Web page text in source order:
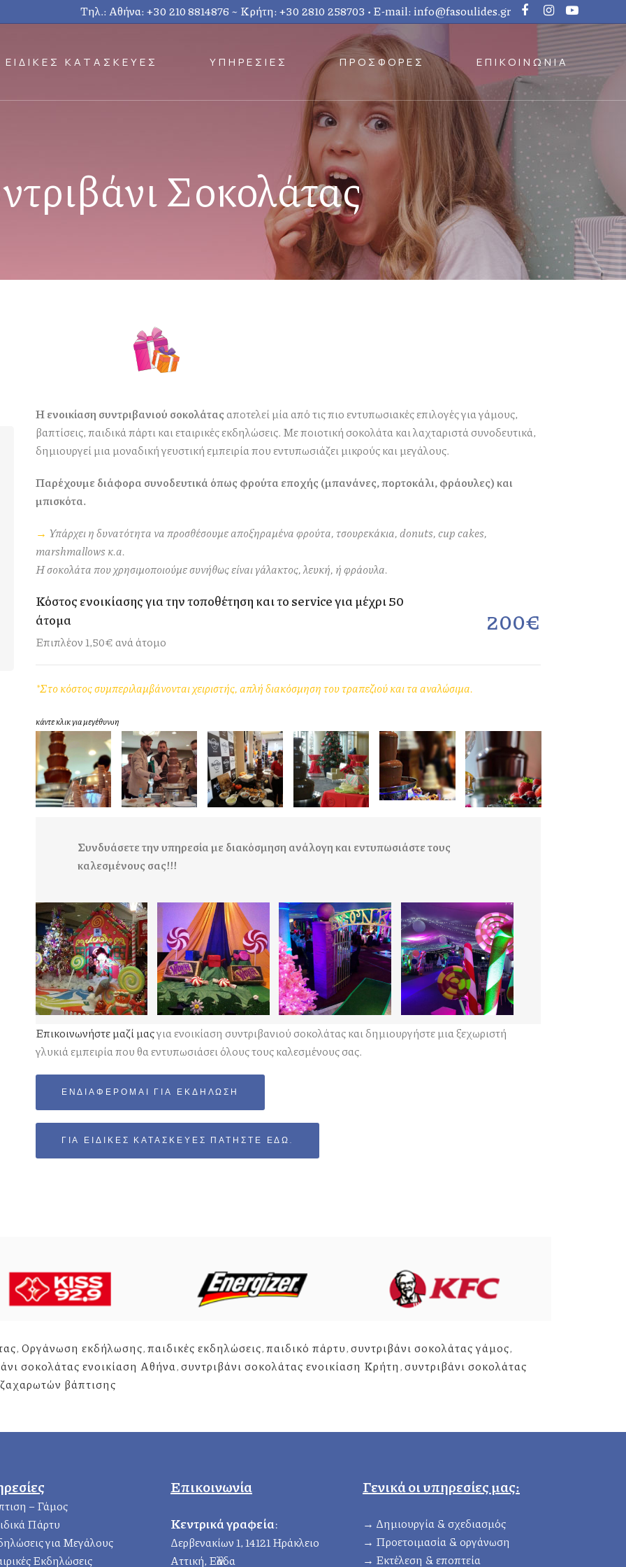
Τηλ.: Αθήνα:+30 210 8814876 ~ Κρήτη:+30 2810 258703 • E-mail:info@fasoulides.gr
ΕΙΔΙΚΕΣ ΚΑΤΑΣΚΕΥΕΣ ΥΠΗΡΕΣΙΕΣ ΠΡΟΣΦΟΡΕΣ ΕΠΙΚΟΙΝΩΝΙΑ
Σοκολάτας
Η ενοικίαση συντριβανιού σοκολάταςαποτελεί μία από τις πιο εντυπωσιακές επιλογές για γάμους,
βαπτίσεις, παιδικά πάρτι και εταιρικές εκδηλώσεις. Με ποιοτική σοκολάτα και λαχταριστά συνοδευτικά,
δημιουργεί μια μοναδική γευστική εμπειρία που εντυπωσιάζει μικρούς και μεγάλους.
Παρέχουμε διάφορα συνοδευτικά όπως φρούτα εποχής (μπανάνες, πορτοκάλι, φράουλες) και
μπισκότα.
→ Υπάρχει η δυνατότητα να προσθέσουμε αποξηραμένα φρούτα, τσουρεκάκια, donuts, cup cakes,
marshmallows κ.α.
Η σοκολάτα που χρησιμοποιούμε συνήθως είναι γάλακτος, λευκή, ή φράουλα.
Κόστος ενοικίασης για την τοποθέτηση και το service για μέχρι 50
άτομα
Επιπλέον 1,50€ ανά άτομο
200€
*Στο κόστος συμπεριλαμβάνονται χειριστής, απλή διακόσμηση του τραπεζιού και τα αναλώσιμα.
κάντε κλικ για μεγέθυνση
Συνδυάσετε την υπηρεσία με διακόσμηση ανάλογη και εντυπωσιάστε τους
καλεσμένους σας!!!
Επικοινωνήστε μαζί μαςγια ενοικίαση συντριβανιού σοκολάτας και δημιουργήστε μια ξεχωριστή
γλυκιά εμπειρία που θα εντυπωσιάσει όλους τους καλεσμένους σας.
ΕΝΔΙΑΦΈΡΟΜΑΙ ΓΙΑ ΕΚΔΉΛΩΣΗ
ΓΙΑ ΕΙΔΙΚΈΣ ΚΑΤΑΣΚΕΥΈΣ ΠΑΤΉΣΤΕ ΕΔΏ.
, Οργάνωση εκδήλωσης,παιδικές εκδηλώσεις,παιδικό πάρτυ,συντριβάνι σοκολάτας γάμος,
σοκολάτας ενοικίαση Αθήνα,συντριβάνι σοκολάτας ενοικίαση Κρήτη,συντριβάνι σοκολάτας
βάπτισης
– Γάμος
Πάρτυ
για Μεγάλους
Εκδηλώσεις
Επικοινωνία
Κεντρικά γραφεία:
Δερβενακίων 1, 14121 Ηράκλειο
Αττική, Ελλάδα
Γενικά οι υπηρεσίες μας:
→ Δημιουργία & σχεδιασμός
→ Προετοιμασία & οργάνωση
→ Eκτέλεση & εποπτεία